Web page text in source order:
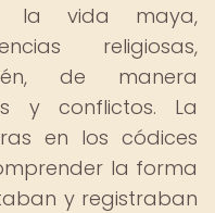
la vida maya,
religiosas,
de manera
y conflictos. La
en los códices
la forma
y registraban